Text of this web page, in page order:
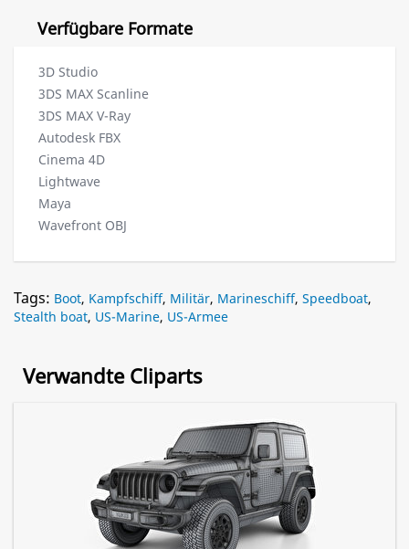
Verfügbare Formate
3D Studio
3DS MAX Scanline
3DS MAX V-Ray
Autodesk FBX
Cinema 4D
Lightwave
Maya
Wavefront OBJ
Tags: Boot, Kampfschiff, Militär, Marineschiff, Speedboat,
Stealth boat, US-Marine, US-Armee
Verwandte Cliparts